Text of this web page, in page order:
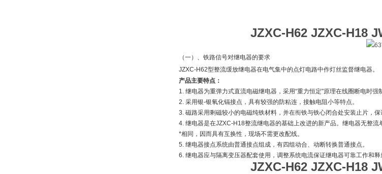
JZXC-H62 JZXC-H18
（一）、铁路信号对继电器的要求
JZXC-H62型整流缓放继电器在电气集中的点灯电路中作灯丝监督继电器。
产品主要特点：
1. 继电器为重弹力式直流电磁继电器，采用“重力恒定"原理在线圈断电时强
2. 采用银-银氧化镉接点，具有较强的防粘连，接触电阻小等特点。
3. 磁路采用剩磁较小的电磁纯铁材料，并在衔铁与铁心闭合处安装止片，
4. 继电器是在JZXC-H18整流继电器的基础上改进的新产品。继电器无整
*相同，因而具有互换性，现场不需更改配线。
5. 继电器接点系统由普通接点组成，有四组动合、动断转换普通接点。
6. 继电器应与隔离变压器配套使用，调整系统电流保证继电器可靠工作和释
JZXC-H62 JZXC-H18